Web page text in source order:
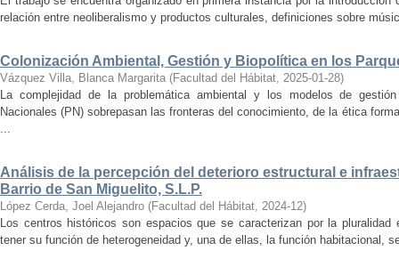
relación entre neoliberalismo y productos culturales, definiciones sobre
Colonización Ambiental, Gestión y Biopolítica en los
Vázquez Villa, Blanca Margarita (Facultad del Hábitat, 2025-01-28)
La complejidad de la problemática ambiental y los modelos de
Nacionales (PN) sobrepasan las fronteras del conocimiento, de la ética
...
Análisis de la percepción del deterioro estructural e
Barrio de San Miguelito, S.L.P.
López Cerda, Joel Alejandro (Facultad del Hábitat, 2024-12)
Los centros históricos son espacios que se caracterizan por la
tener su función de heterogeneidad y, una de ellas, la función habitacional,